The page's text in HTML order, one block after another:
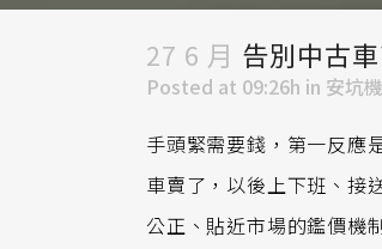
27 6 月 告別中古
Posted at 09:26h in 安坑
手頭緊需要錢，第一反應
車賣了，以後上下班、接
公正、貼近市場的鑑價機